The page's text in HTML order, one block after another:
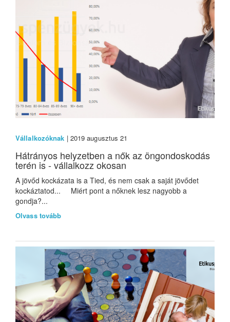
Vállalkozóknak | 2019 augusztus 21
Hátrányos helyzetben a nők az öngondoskodás
terén is - vállalkozz okosan
A jövőd kockázata is a Tied, és nem csak a saját jövődet
kockáztatod... Miért pont a nőknek lesz nagyobb a
gondja?...
Olvass tovább